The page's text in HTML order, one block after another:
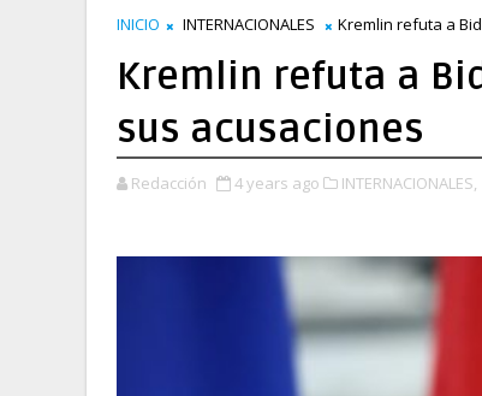
INICIO INTERNACIONALES Kremlin refuta a
Kremlin refuta a
sus acusaciones
Redacción 4 years ago INTERNACIONALES,